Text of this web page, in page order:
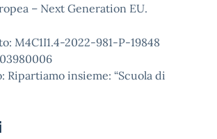
– Next Generation EU.
M4C1I1.4-2022-981-P-19848
Ripartiamo insieme: “Scuola di